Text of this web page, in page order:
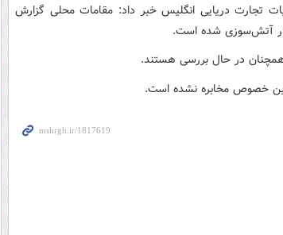
تجارت دریایی انگلیس خبر داد: مقامات محلی گزارش
آتش‌سوزی شده است.
همچنان در حال بررسی هستند.
این خصوص مخابره نشده است.